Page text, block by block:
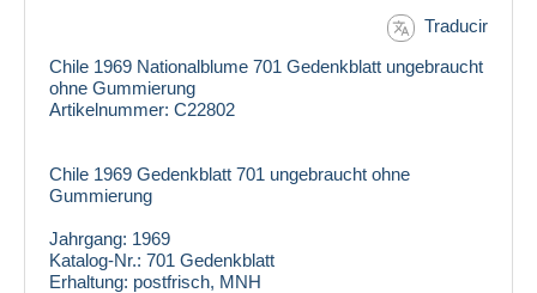
Traducir
Chile 1969 Nationalblume 701 Gedenkblatt ungebraucht
ohne Gummierung
Artikelnummer: C22802
Chile 1969 Gedenkblatt 701 ungebraucht ohne
Gummierung
Jahrgang: 1969
Katalog-Nr.: 701 Gedenkblatt
Erhaltung: postfrisch, MNH